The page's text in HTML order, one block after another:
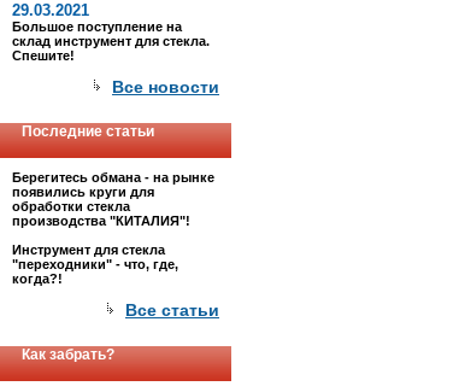
29.03.2021
Большое поступление на
склад инструмент для стекла.
Спешите!
Все новости
Последние статьи
Берегитесь обмана - на рынке
появились круги для
обработки стекла
производства "КИТАЛИЯ"!
Инструмент для стекла
"переходники" - что, где,
когда?!
Все статьи
Как забрать?